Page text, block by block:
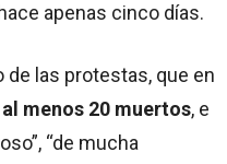
apenas cinco días.
las protestas, que en
al menos 20 muertos, e
“de mucha